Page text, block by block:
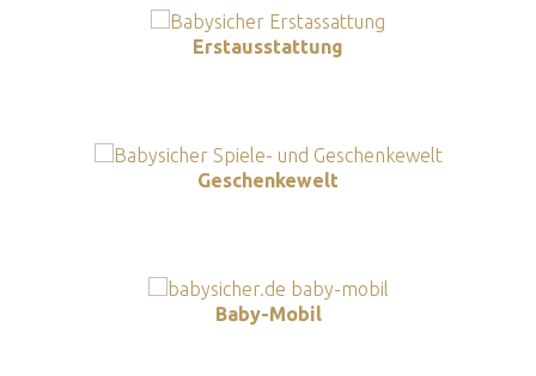
Erstausstattung
Geschenkewelt
Baby-Mobil